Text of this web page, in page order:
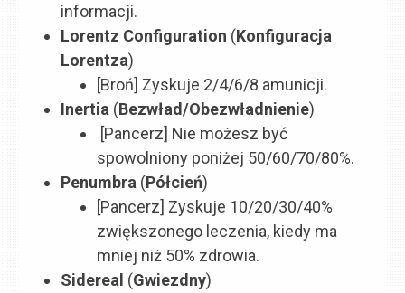
informacji.
Lorentz Configuration (Konfiguracja
Lorentza)
[Broń] Zyskuje 2/4/6/8 amunicji.
Inertia (Bezwład/Obezwładnienie)
[Pancerz] Nie możesz być
spowolniony poniżej 50/60/70/80%.
Penumbra (Półcień)
[Pancerz] Zyskuje 10/20/30/40%
zwiększonego leczenia, kiedy ma
mniej niż 50% zdrowia.
Sidereal (Gwiezdny)